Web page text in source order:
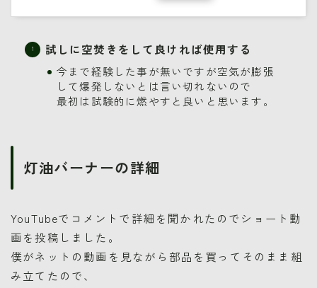
試しに空焚きをして良ければ使用する
今まで経験した事が無いですが空気が膨張
して爆発しないとは言い切れないので
最初は試験的に燃やすと良いと思います。
灯油バーナーの詳細
YouTubeでコメントで詳細を聞かれたのでショート動
画を投稿しました。
僕がネットの動画を見ながら部品を買ってそのまま組
み立てたので、